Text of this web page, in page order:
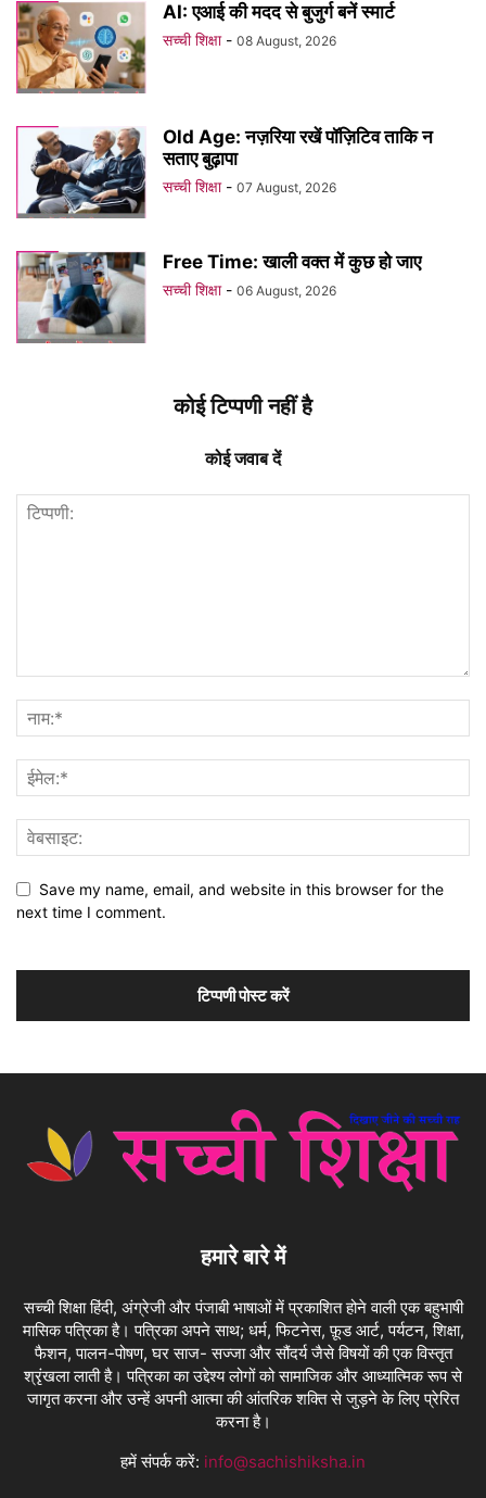
AI: एआई की मदद से बुजुर्ग बनें स्मार्ट
सच्ची शिक्षा - 08 August, 2026
Old Age: नज़रिया रखें पॉज़िटिव ताकि न
सताए बुढ़ापा
सच्ची शिक्षा - 07 August, 2026
Free Time: खाली वक्त में कुछ हो जाए
सच्ची शिक्षा - 06 August, 2026
कोई टिप्पणी नहीं है
कोई जवाब दें
Save my name, email, and website in this browser for the
next time I comment.
हमारे बारे में
सच्ची शिक्षा हिंदी, अंग्रेजी और पंजाबी भाषाओं में प्रकाशित होने वाली एक बहुभाषी
मासिक पत्रिका है। पत्रिका अपने साथ; धर्म, फिटनेस, फ़ूड आर्ट, पर्यटन, शिक्षा,
फैशन, पालन-पोषण, घर साज- सज्जा और सौंदर्य जैसे विषयों की एक विस्तृत
श्रृंखला लाती है। पत्रिका का उद्देश्य लोगों को सामाजिक और आध्यात्मिक रूप से
जागृत करना और उन्हें अपनी आत्मा की आंतरिक शक्ति से जुड़ने के लिए प्रेरित
करना है।
हमें संपर्क करें: info@sachishiksha.in